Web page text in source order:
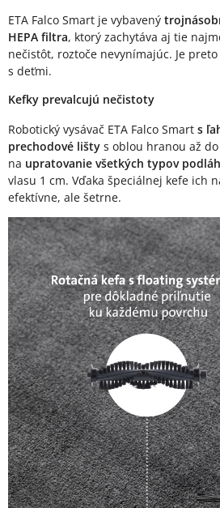
ETA Falco Smart je vybavený
HEPA filtra, ktorý zachytáva aj tie
nečistôt, roztoče nevynímajúc. Je
s deťmi.
Kefky prevalcujú nečistoty
Robotický vysávač ETA Falco Smart s
prechodové lišty s oblou hranou až do
na upratovanie všetkých typov
vlasu 1 cm. Vďaka špeciálnej kefe ich
efektívne, ale šetrne.